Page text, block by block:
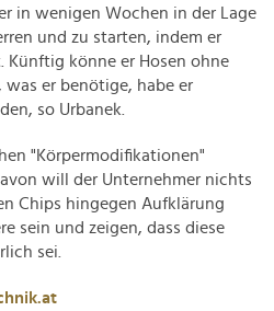
in wenigen Wochen in der Lage
und zu starten, indem er
Künftig könne er Hosen ohne
was er benötige, habe er
so Urbanek.
"Körpermodifikationen"
will der Unternehmer nichts
Chips hingegen Aufklärung
sein und zeigen, dass diese
sei.